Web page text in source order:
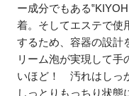
ー成分でもある
着。そしてエステで使
するため、容器の設計
リーム泡が実現して手
いほど！ 汚れはしっ
しっとりもっちり状態